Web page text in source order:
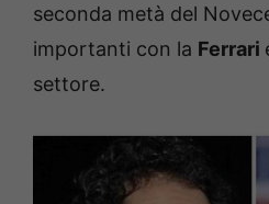
seconda metà del
importanti con la Ferrari
settore.